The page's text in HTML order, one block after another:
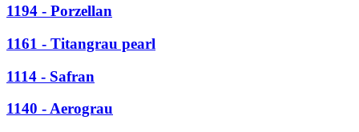
1194 - Porzellan
1161 - Titangrau pearl
1114 - Safran
1140 - Aerograu